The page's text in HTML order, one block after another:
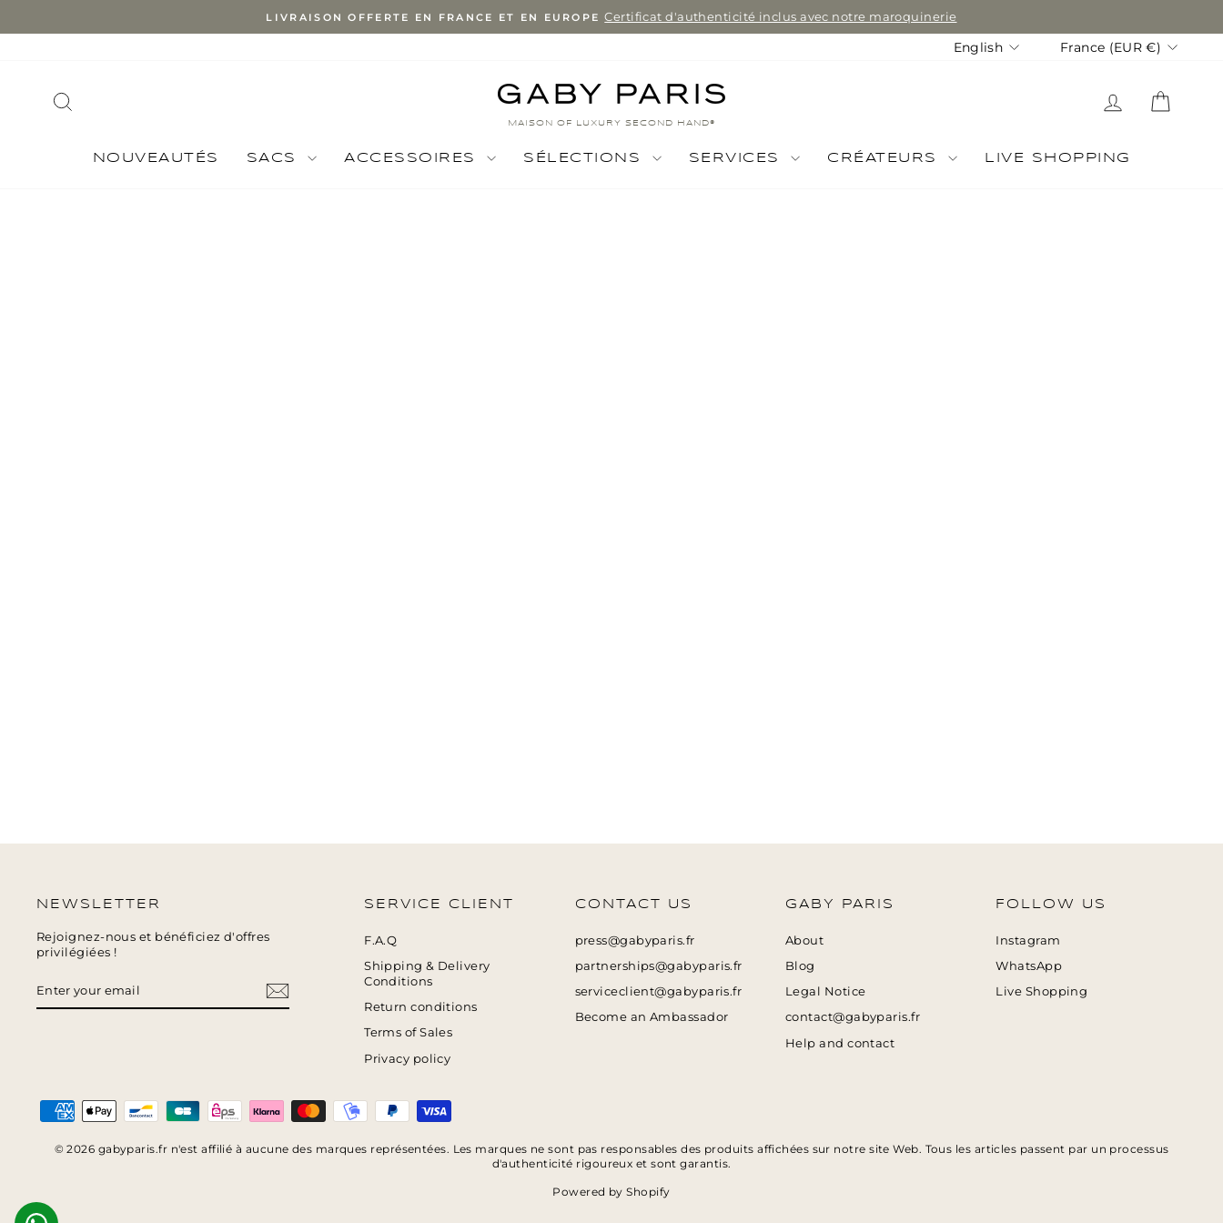
to
Pause
LIVRAISON OFFERTE EN FRANCE ET EN EUROPE Certificat d'authenticité inclus avec notre maroquinerie
Language
English Currency
France (EUR €)
MAISON OF LUXURY SECOND HAND®
LOG IN
NOUVEAUTÉS SACS ACCESSOIRES SÉLECTIONS SERVICES CRÉATEURS LIVE SHOPPING
NEWSLETTER
Rejoignez-nous et bénéficiez d'offres
privilégiées !
YOUR
SERVICE CLIENT
F.A.Q
Shipping & Delivery
Conditions
Return conditions
Terms of Sales
Privacy policy
CONTACT US
press@gabyparis.fr
partnerships@gabyparis.fr
serviceclient@gabyparis.fr
Become an Ambassador
GABY PARIS
About
Blog
Legal Notice
contact@gabyparis.fr
Help and contact
FOLLOW US
Instagram
WhatsApp
Live Shopping
© 2026 gabyparis.fr n'est affilié à aucune des marques représentées. Les marques ne sont pas responsables des produits affichées sur notre site Web. Tous les articles passent par un processus
d'authenticité rigoureux et sont garantis.
Powered by Shopify